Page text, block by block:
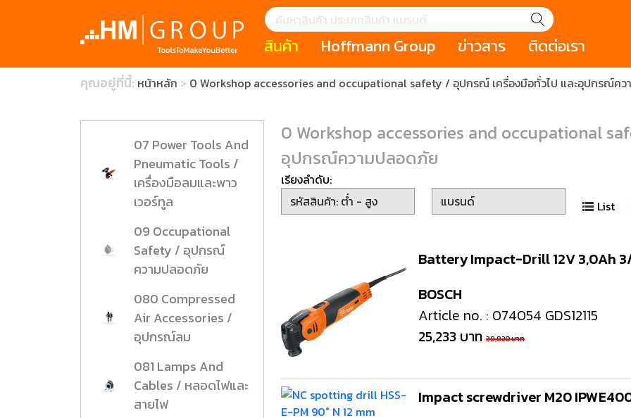
สินค้า
แนะนำ
กระดาษอุตสาหกรรม
กระเป๋าใส่เครื่องมือ (Tool Cases) คีมสำหรับงานไ
มีดคัตเตอร์นิรภัย (safety cutter)
สินค้าประเภทประแจ
สินค้าแนะนำประเภทไขควง เครื่องมือขัดและตกแต่งผิววัสดุ
เครื่องมือที่ไม่
Mechanic Tools)
(Electrician
1 Mono machining / เครื่องมือใช้
งานกับเครื่องจักรและเครื่องCNC
2 Modular machining / ชุด
เครื่องมือใช้งานกับเครื่องจักรและ
เครื่องCNC
3 Clamping
อุปกรณ์จับยึด
มือสำหรับงานขัด เจียร และตกแต่ง
เครื่องมือช่าง ประเภทขันแน่น
tools / เครื่อง
ยึดให้แน่น
Hoffmann Group
HOFFMANN GROUP STORY HOLEX GARANT
ข่าวสาร
บทความ เหตุการณ์ Salespage
ติดต่อเรา
คุณอยู่ที่นี้: หน้าหลัก 0 Workshop accessories and occupational safety / อุปกรณ์ เครื่องมือทั่วไป และอุปกรณ์ค
07 Power Tools And
Pneumatic Tools /
เครื่องมือลมและพาว
เวอร์ทูล
09 Occupational
Safety / อุปกรณ์
ความปลอดภัย
080 Compressed
Air Accessories /
อุปกรณ์ลม
081 Lamps And
Cables / หลอดไฟและ
สายไฟ
0 Workshop accessories and occupational
อุปกรณ์ความปลอดภัย
เรียงลำดับ:
List
BOSCH
Battery Impact-Drill 12V 3,0Ah
Article no. : 074054 GDS12115
25,233 บาท 38,820 บาท
Impact screwdriver M20